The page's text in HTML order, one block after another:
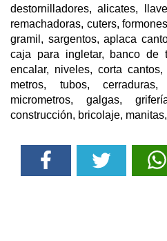
destornilladores, alicates,
remachadoras, cuters,
gramil, sargentos, aplaca
caja para ingletar, banco de
encalar, niveles, corta
metros, tubos, cerraduras,
micrometros, galgas,
construcción, bricolaje,